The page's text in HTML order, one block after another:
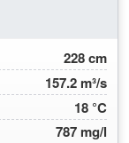
228 cm
157.2 m³/s
18 °C
787 mg/l